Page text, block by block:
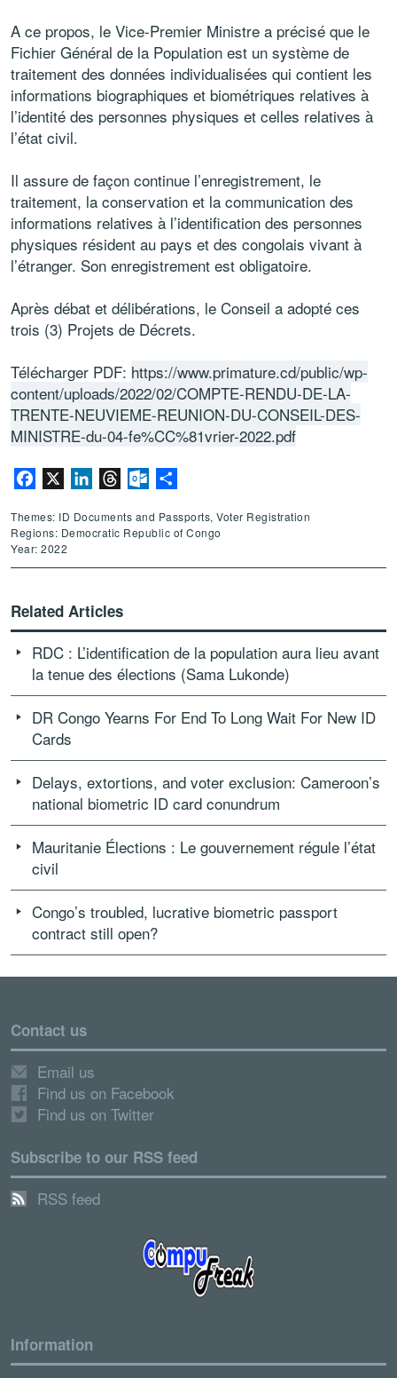
A ce propos, le Vice-Premier Ministre a précisé que le
Fichier Général de la Population est un système de
traitement des données individualisées qui contient les
informations biographiques et biométriques relatives à
l’identité des personnes physiques et celles relatives à
l’état civil.
Il assure de façon continue l’enregistrement, le
traitement, la conservation et la communication des
informations relatives à l’identification des personnes
physiques résident au pays et des congolais vivant à
l’étranger. Son enregistrement est obligatoire.
Après débat et délibérations, le Conseil a adopté ces
trois (3) Projets de Décrets.
Télécharger PDF: https://www.primature.cd/public/wp-
content/uploads/2022/02/COMPTE-RENDU-DE-LA-
TRENTE-NEUVIEME-REUNION-DU-CONSEIL-DES-
MINISTRE-du-04-fe%CC%81vrier-2022.pdf
Facebook LinkedInThreadsOutlook.com
Themes: ID Documents and Passports, Voter Registration
Regions: Democratic Republic of Congo
Year: 2022
Related Articles
RDC : L’identification de la population aura lieu avant
la tenue des élections (Sama Lukonde)
DR Congo Yearns For End To Long Wait For New ID
Cards
Delays, extortions, and voter exclusion: Cameroon’s
national biometric ID card conundrum
Mauritanie Élections : Le gouvernement régule l’état
civil
Congo’s troubled, lucrative biometric passport
contract still open?
Contact us
Email us
Find us on Facebook
Find us on Twitter
Subscribe to our RSS feed
RSS feed
Information